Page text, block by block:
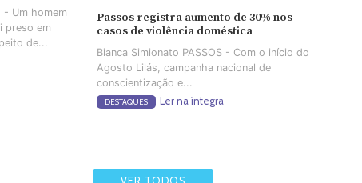
- Um homem
preso em
de...
Passos registra aumento de 30% nos
casos de violência doméstica
Bianca Simionato PASSOS - Com o início do
Agosto Lilás, campanha nacional de
conscientização e...
DESTAQUES Ler na íntegra